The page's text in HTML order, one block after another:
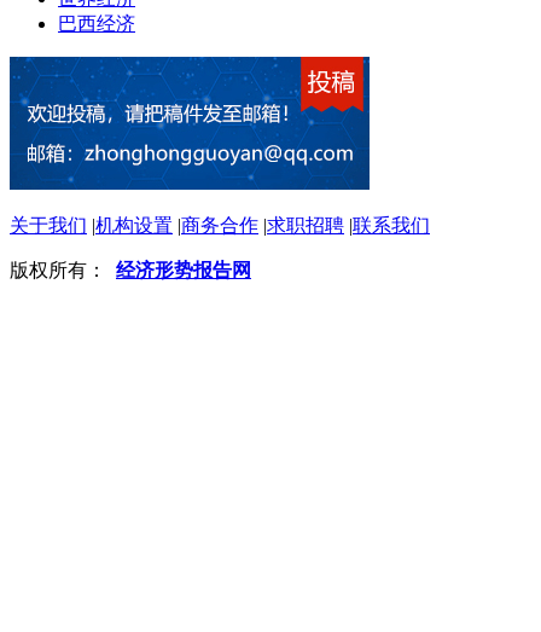
巴西经济
关于我们 |机构设置 |商务合作 |求职招聘 |联系我们
版权所有： 经济形势报告网